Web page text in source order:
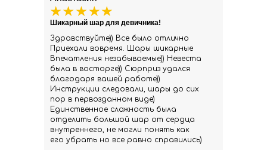
Здравствуйте)) Все было отлично
Приехали вовремя. Шары шикарные
Впечатления незабываемые)) Невеста
была в восторге)) Сюрприз удался
благодаря вашей работе))
Инструкции следовали, шары до сих
пор в первозданном виде)
Единственное сложность была
отделить большой шар от сердца
внутреннего, не могли понять как
его убрать но все равно справились)
Шикарный шар для девичника!